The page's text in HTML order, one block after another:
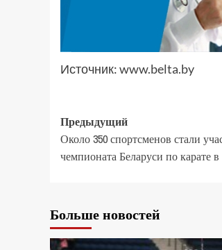
Источник:www.belta.by
Предыдущий
Около 350 спортсменов стали
чемпионата Беларуси по карате
Больше новостей